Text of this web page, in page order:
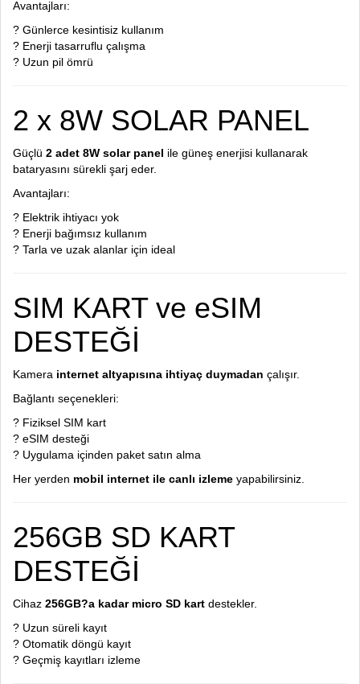
Avantajları:
? Günlerce kesintisiz kullanım
? Enerji tasarruflu çalışma
? Uzun pil ömrü
2 x 8W SOLAR PANEL
Güçlü 2 adet 8W solar panel ile güneş enerjisi kullanarak
bataryasını sürekli şarj eder.
Avantajları:
? Elektrik ihtiyacı yok
? Enerji bağımsız kullanım
? Tarla ve uzak alanlar için ideal
SIM KART ve eSIM
DESTEĞİ
Kamera internet altyapısına ihtiyaç duymadan çalışır.
Bağlantı seçenekleri:
? Fiziksel SIM kart
? eSIM desteği
? Uygulama içinden paket satın alma
Her yerden mobil internet ile canlı izleme yapabilirsiniz.
256GB SD KART
DESTEĞİ
Cihaz 256GB?a kadar micro SD kart destekler.
? Uzun süreli kayıt
? Otomatik döngü kayıt
? Geçmiş kayıtları izleme